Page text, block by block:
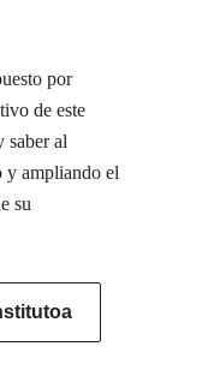
por
de este
saber al
y ampliando el
su